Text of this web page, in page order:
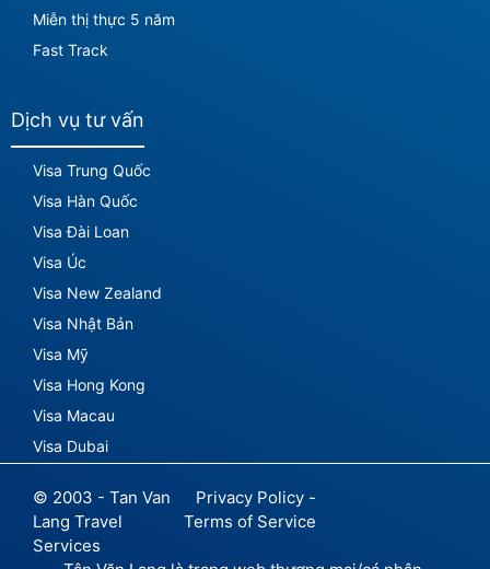
Miễn thị thực 5 năm
Fast Track
Dịch vụ tư vấn
Visa Trung Quốc
Visa Hàn Quốc
Visa Đài Loan
Visa Úc
Visa New Zealand
Visa Nhật Bản
Visa Mỹ
Visa Hong Kong
Visa Macau
Visa Dubai
© 2003 - Tan Van
Lang Travel
Services
Privacy Policy -
Terms of Service